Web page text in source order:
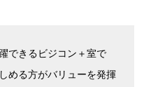
できるビジコン＋室で
める方がバリューを発揮